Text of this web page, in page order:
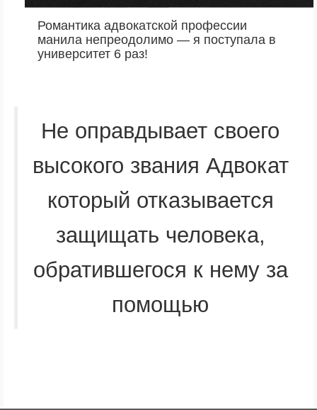
Романтика адвокатской профессии
манила непреодолимо — я поступала в
университет 6 раз!
Не оправдывает своего
высокого звания Адвокат
который отказывается
защищать человека,
обратившегося к нему за
помощью